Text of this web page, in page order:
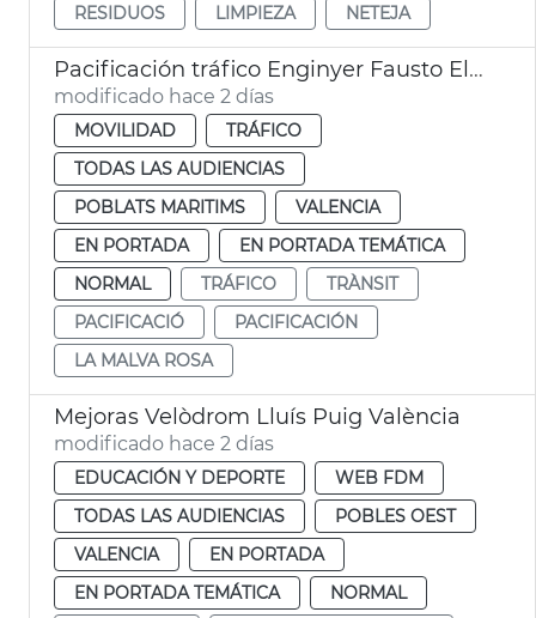
RESIDUOS
LIMPIEZA NETEJA
Pacificación tráfico Enginyer Fausto Elío València
modificado hace 2 días
MOVILIDAD
TRÁFICO
TODAS LAS AUDIENCIAS
POBLATS MARITIMS
VALENCIA
EN PORTADA
EN PORTADA TEMÁTICA
NORMAL
TRÁFICO
TRÀNSIT
PACIFICACIÓ
PACIFICACIÓN
LA MALVA ROSA
Mejoras Velòdrom Lluís Puig València
modificado hace 2 días
EDUCACIÓN Y DEPORTE
WEB FDM
TODAS LAS AUDIENCIAS
POBLES OEST
VALENCIA
EN PORTADA
EN PORTADA TEMÁTICA
NORMAL